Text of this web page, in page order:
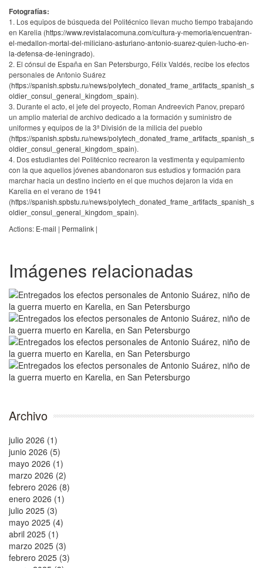
Fotografías:
1. Los equipos de búsqueda del Politécnico llevan mucho tiempo trabajando
en Karelia (https://www.revistalacomuna.com/cultura-y-memoria/encuentran-
el-medallon-mortal-del-miliciano-asturiano-antonio-suarez-quien-lucho-en-
la-defensa-de-leningrado).
2. El cónsul de España en San Petersburgo, Félix Valdés, recibe los efectos
personales de Antonio Suárez
(https://spanish.spbstu.ru/news/polytech_donated_frame_artifacts_spanish_s
oldier_consul_general_kingdom_spain).
3. Durante el acto, el jefe del proyecto, Roman Andreevich Panov, preparó
un amplio material de archivo dedicado a la formación y suministro de
uniformes y equipos de la 3ª División de la milicia del pueblo
(https://spanish.spbstu.ru/news/polytech_donated_frame_artifacts_spanish_s
oldier_consul_general_kingdom_spain).
4. Dos estudiantes del Politécnico recrearon la vestimenta y equipamiento
con la que aquellos jóvenes abandonaron sus estudios y formación para
marchar hacia un destino incierto en el que muchos dejaron la vida en
Karelia en el verano de 1941
(https://spanish.spbstu.ru/news/polytech_donated_frame_artifacts_spanish_s
oldier_consul_general_kingdom_spain).
Actions: E-mail | Permalink |
Imágenes relacionadas
Archivo
julio 2026 (1)
junio 2026 (5)
mayo 2026 (1)
marzo 2026 (2)
febrero 2026 (8)
enero 2026 (1)
julio 2025 (3)
mayo 2025 (4)
abril 2025 (1)
marzo 2025 (3)
febrero 2025 (3)